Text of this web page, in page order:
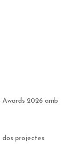
Awards 2026 amb
dos projectes